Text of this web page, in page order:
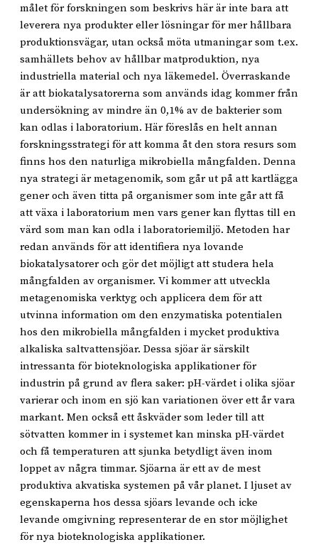
målet för forskningen som beskrivs här är inte bara att
leverera nya produkter eller lösningar för mer hållbara
produktionsvägar, utan också möta utmaningar som t.ex.
samhällets behov av hållbar matproduktion, nya
industriella material och nya läkemedel. Överraskande
är att biokatalysatorerna som används idag kommer från
undersökning av mindre än 0,1% av de bakterier som
kan odlas i laboratorium. Här föreslås en helt annan
forskningsstrategi för att komma åt den stora resurs som
finns hos den naturliga mikrobiella mångfalden. Denna
nya strategi är metagenomik, som går ut på att kartlägga
gener och även titta på organismer som inte går att få
att växa i laboratorium men vars gener kan flyttas till en
värd som man kan odla i laboratoriemiljö. Metoden har
redan används för att identifiera nya lovande
biokatalysatorer och gör det möjligt att studera hela
mångfalden av organismer. Vi kommer att utveckla
metagenomiska verktyg och applicera dem för att
utvinna information om den enzymatiska potentialen
hos den mikrobiella mångfalden i mycket produktiva
alkaliska saltvattensjöar. Dessa sjöar är särskilt
intressanta för bioteknologiska applikationer för
industrin på grund av flera saker: pH-värdet i olika sjöar
varierar och inom en sjö kan variationen över ett år vara
markant. Men också ett åskväder som leder till att
sötvatten kommer in i systemet kan minska pH-värdet
och få temperaturen att sjunka betydligt även inom
loppet av några timmar. Sjöarna är ett av de mest
produktiva akvatiska systemen på vår planet. I ljuset av
egenskaperna hos dessa sjöars levande och icke
levande omgivning representerar de en stor möjlighet
för nya bioteknologiska applikationer.